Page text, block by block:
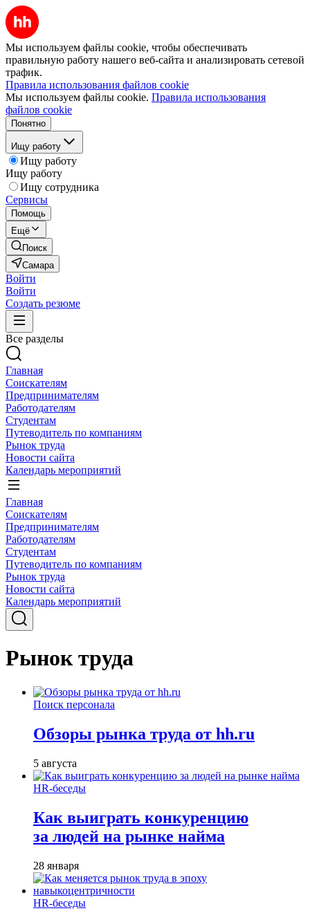
Мы используем файлы cookie, чтобы обеспечивать
правильную работу нашего веб-сайта и анализировать сетевой
трафик.
Правила использования файлов cookie
Мы используем файлы cookie. Правила использования
файлов cookie
Понятно
Ищу работу
Ищу работу
Ищу работу
Ищу сотрудника
Сервисы
Помощь
Ещё
Поиск
Самара
Войти
Войти
Создать резюме
Все разделы
Главная
Соискателям
Предпринимателям
Работодателям
Студентам
Путеводитель по компаниям
Рынок труда
Новости сайта
Календарь мероприятий
Главная
Соискателям
Предпринимателям
Работодателям
Студентам
Путеводитель по компаниям
Рынок труда
Новости сайта
Календарь мероприятий
Рынок труда
Поиск персонала
Обзоры рынка труда от hh.ru
5 августа
HR-беседы
Как выиграть конкуренцию
за людей на рынке найма
28 января
HR-беседы